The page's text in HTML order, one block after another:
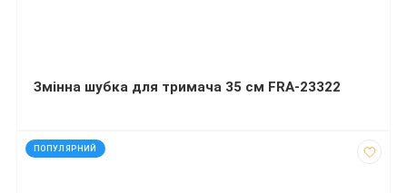
Змінна шубка для тримача 35 см FRA-23322
ПОПУЛЯРНИЙ
код: 90951